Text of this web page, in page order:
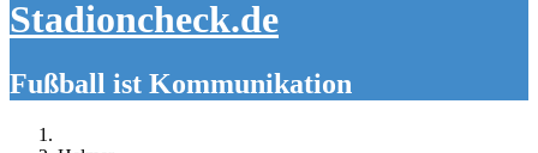
Stadioncheck.de
Fußball ist Kommunikation